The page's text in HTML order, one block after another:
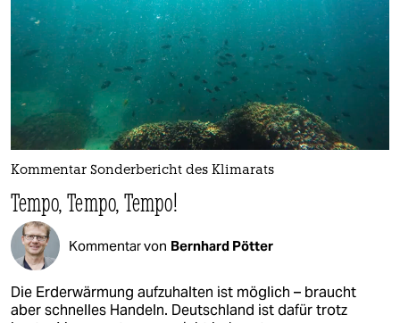
Kommentar Sonderbericht des Klimarats
Tempo, Tempo, Tempo!
Kommentar von Bernhard Pötter
Die Erderwärmung aufzuhalten ist möglich – braucht
aber schnelles Handeln. Deutschland ist dafür trotz